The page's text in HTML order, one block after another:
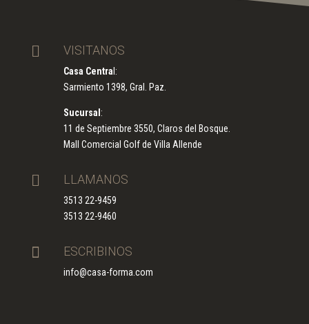
 VISITANOS
Casa Central:
Sarmiento 1398, Gral. Paz.
Sucursal:
11 de Septiembre 3550, Claros del Bosque.
Mall Comercial Golf de Villa Allende
 LLAMANOS
3513 22-9459
3513 22-9460
 ESCRIBINOS
info@casa-forma.com